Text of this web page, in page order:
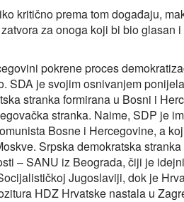
kritično prema tom događaju,
za onoga koji bi bio glasan
pokrene proces
je svojim osnivanjem
stranka formirana u Bosni i
stranka. Naime, SDP je
Bosne i Hercegovine, a
Srpska demokratska
– SANU iz Beograda, čiji je
Jugoslaviji, dok je
HDZ Hrvatske nastala u